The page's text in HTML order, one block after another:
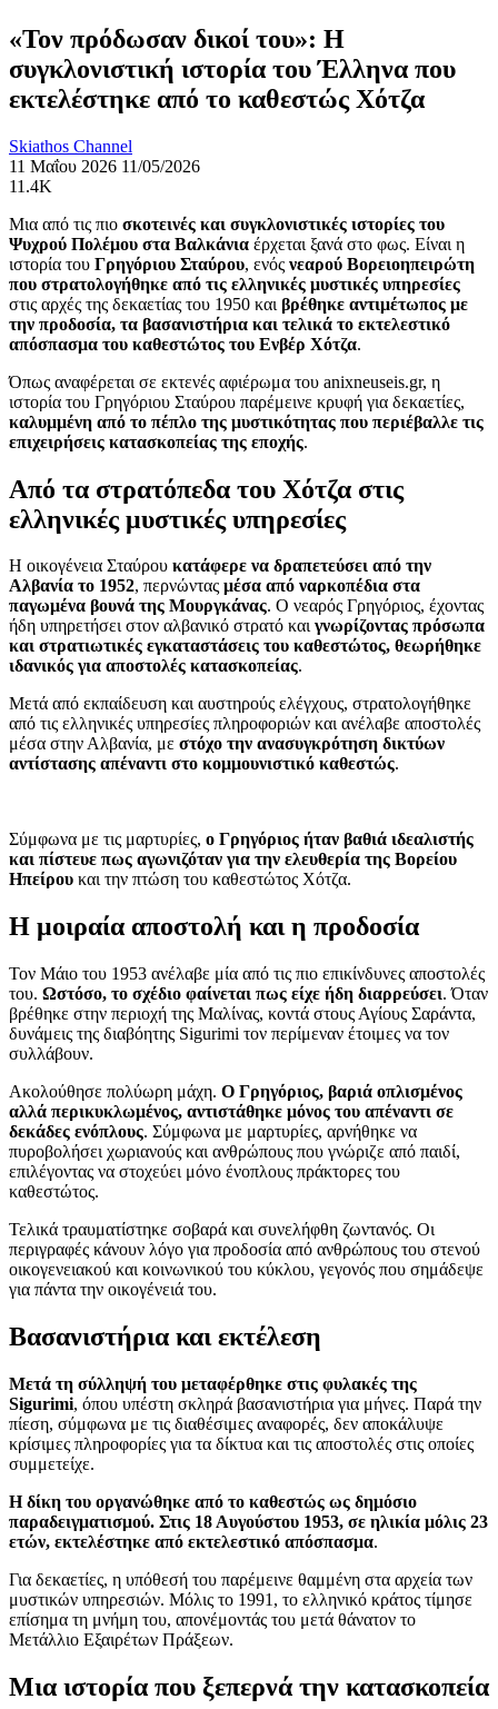
«Τον πρόδωσαν δικοί του»: Η
συγκλονιστική ιστορία του Έλληνα που
εκτελέστηκε από το καθεστώς Χότζα
Skiathos Channel
11 Μαΐου 2026 11/05/2026
11.4K
Μια από τις πιο σκοτεινές και συγκλονιστικές ιστορίες του
Ψυχρού Πολέμου στα Βαλκάνια έρχεται ξανά στο φως. Είναι η
ιστορία του Γρηγόριου Σταύρου, ενός νεαρού Βορειοηπειρώτη
που στρατολογήθηκε από τις ελληνικές μυστικές υπηρεσίες
στις αρχές της δεκαετίας του 1950 και βρέθηκε αντιμέτωπος με
την προδοσία, τα βασανιστήρια και τελικά το εκτελεστικό
απόσπασμα του καθεστώτος του Ενβέρ Χότζα.
Όπως αναφέρεται σε εκτενές αφιέρωμα του anixneuseis.gr, η
ιστορία του Γρηγόριου Σταύρου παρέμεινε κρυφή για δεκαετίες,
καλυμμένη από το πέπλο της μυστικότητας που περιέβαλλε τις
επιχειρήσεις κατασκοπείας της εποχής.
Από τα στρατόπεδα του Χότζα στις
ελληνικές μυστικές υπηρεσίες
Η οικογένεια Σταύρου κατάφερε να δραπετεύσει από την
Αλβανία το 1952, περνώντας μέσα από ναρκοπέδια στα
παγωμένα βουνά της Μουργκάνας. Ο νεαρός Γρηγόριος, έχοντας
ήδη υπηρετήσει στον αλβανικό στρατό καιγνωρίζοντας πρόσωπα
και στρατιωτικές εγκαταστάσεις του καθεστώτος, θεωρήθηκε
ιδανικός για αποστολές κατασκοπείας.
Μετά από εκπαίδευση και αυστηρούς ελέγχους, στρατολογήθηκε
από τις ελληνικές υπηρεσίες πληροφοριών και ανέλαβε αποστολές
μέσα στην Αλβανία, με στόχο την ανασυγκρότηση δικτύων
αντίστασης απέναντι στο κομμουνιστικό καθεστώς.
Σύμφωνα με τις μαρτυρίες, ο Γρηγόριος ήταν βαθιά ιδεαλιστής
και πίστευε πως αγωνιζόταν για την ελευθερία της Βορείου
Ηπείρου και την πτώση του καθεστώτος Χότζα.
Η μοιραία αποστολή και η προδοσία
Τον Μάιο του 1953 ανέλαβε μία από τις πιο επικίνδυνες αποστολές
του. Ωστόσο, το σχέδιο φαίνεται πως είχε ήδη διαρρεύσει. Όταν
βρέθηκε στην περιοχή της Μαλίνας, κοντά στους Αγίους Σαράντα,
δυνάμεις της διαβόητης Sigurimi τον περίμεναν έτοιμες να τον
συλλάβουν.
Ακολούθησε πολύωρη μάχη. Ο Γρηγόριος, βαριά οπλισμένος
αλλά περικυκλωμένος, αντιστάθηκε μόνος του απέναντι σε
δεκάδες ενόπλους. Σύμφωνα με μαρτυρίες, αρνήθηκε να
πυροβολήσει χωριανούς και ανθρώπους που γνώριζε από παιδί,
επιλέγοντας να στοχεύει μόνο ένοπλους πράκτορες του
καθεστώτος.
Τελικά τραυματίστηκε σοβαρά και συνελήφθη ζωντανός. Οι
περιγραφές κάνουν λόγο για προδοσία από ανθρώπους του στενού
οικογενειακού και κοινωνικού του κύκλου, γεγονός που σημάδεψε
για πάντα την οικογένειά του.
Βασανιστήρια και εκτέλεση
Μετά τη σύλληψή του μεταφέρθηκε στις φυλακές της
Sigurimi, όπου υπέστη σκληρά βασανιστήρια για μήνες. Παρά την
πίεση, σύμφωνα με τις διαθέσιμες αναφορές, δεν αποκάλυψε
κρίσιμες πληροφορίες για τα δίκτυα και τις αποστολές στις οποίες
συμμετείχε.
Η δίκη του οργανώθηκε από το καθεστώς ως δημόσιο
παραδειγματισμού. Στις 18 Αυγούστου 1953, σε ηλικία μόλις 23
ετών, εκτελέστηκε από εκτελεστικό απόσπασμα.
Για δεκαετίες, η υπόθεσή του παρέμεινε θαμμένη στα αρχεία των
μυστικών υπηρεσιών. Μόλις το 1991, το ελληνικό κράτος τίμησε
επίσημα τη μνήμη του, απονέμοντάς του μετά θάνατον το
Μετάλλιο Εξαιρέτων Πράξεων.
Μια ιστορία που ξεπερνά την κατασκοπεία